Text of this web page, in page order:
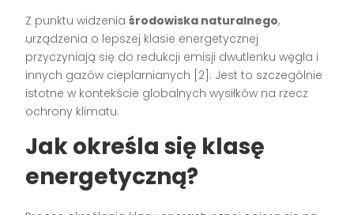
Z punktu widzeniaśrodowiska naturalnego,
urządzenia o lepszej klasie energetycznej
przyczyniają się do redukcji emisji dwutlenku węgla i
innych gazów cieplarnianych [2]. Jest to szczególnie
istotne w kontekście globalnych wysiłków na rzecz
ochrony klimatu.
Jak określa się klasę
energetyczną?